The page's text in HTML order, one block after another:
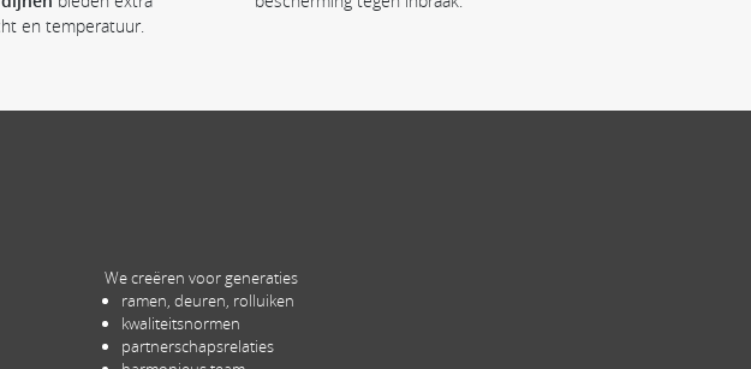
en temperatuur.
We creëren voor generaties
ramen, deuren, rolluiken
kwaliteitsnormen
partnerschapsrelaties